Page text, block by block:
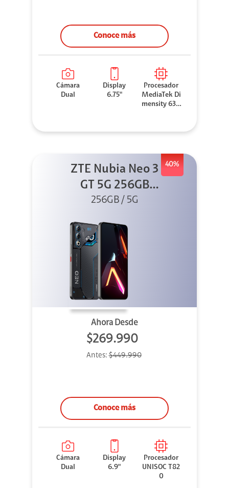
Conoce más
Cámara
Dual
Display
6.75"
Procesador
MediaTek Di
mensity 630
40%
ZTE Nubia Neo 3
GT 5G 256GB
Gris
256GB / 5G
Ahora Desde
$269.990
Antes:$449.990
Conoce más
Cámara
Dual
Display
6.9"
Procesador
UNISOC T82
0